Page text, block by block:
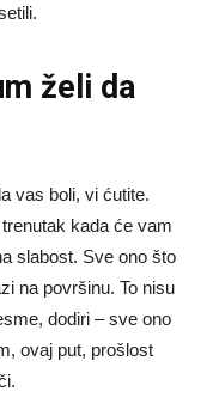
želi da
vas boli, vi ćutite.
kada će vam
slabost. Sve ono što
na površinu. To nisu
dodiri – sve ono
ovaj put, prošlost